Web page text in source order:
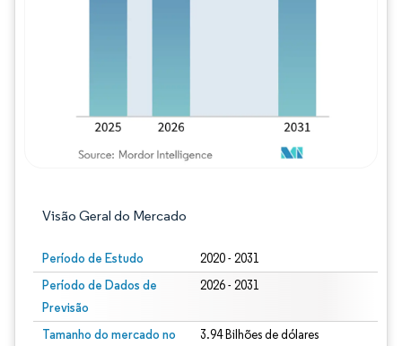
Visão Geral do Mercado
Período de Estudo 2020 - 2031
Período de Dados de
Previsão
2026 - 2031
Tamanho do mercado no
3.94 Bilhões de dólares